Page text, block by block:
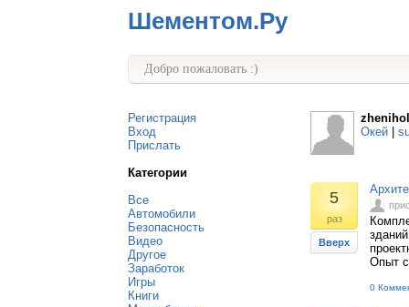
Шементом.Ру
Добро пожаловать :)
Регистрация
Вход
Прислать
Категории
Все
Автомобили
Безопасность
Видео
Другое
Заработок
Игры
Книги
Окей
5
раз
Вверх
Опыт
0